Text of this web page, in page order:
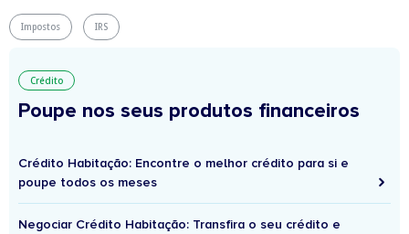
Impostos IRS
Crédito
Poupe nos seus produtos financeiros
Crédito Habitação: Encontre o melhor crédito para si e
poupe todos os meses
Negociar Crédito Habitação: Transfira o seu crédito e